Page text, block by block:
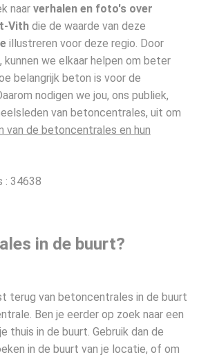
naar verhalen en foto's over
Vithdie de waarde van deze
illustreren voor deze regio. Door
we elkaar helpen om beter
belangrijk beton is voor de
nodigen we jou, ons publiek,
van betoncentrales, uit om
van de betoncentrales en hun
: 34638
in de buurt?
terug van betoncentrales in de buurt
Ben je eerder op zoek naar een
thuis in de buurt. Gebruik dan de
in de buurt van je locatie, of om